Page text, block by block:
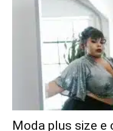
Moda plus size e